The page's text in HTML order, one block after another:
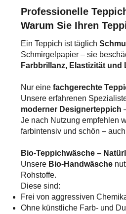
Professionelle
Warum Sie Ihren
Ein Teppich ist täglich
Schmirgelpapier – sie
Farbbrillanz, Elastizität und
Nur eine fachgerechte
Unsere erfahrenen
moderner Designerteppich
Je nach Nutzung empfehlen
farbintensiv und schön –
Bio-Teppichwäsche –
Unsere Bio-Handwäsche
Rohstoffe.
Diese sind:
Frei von aggressiven
Ohne künstliche Farb- und